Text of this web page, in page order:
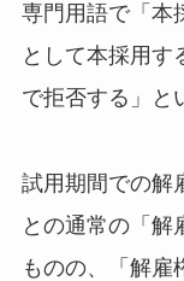
専門用語で「本
として本採用す
で拒否する」と
試用期間での解
との通常の「解
ものの、「解雇